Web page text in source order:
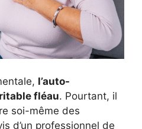
l’auto-
fléau. Pourtant, il
soi-même des
d’un professionnel de